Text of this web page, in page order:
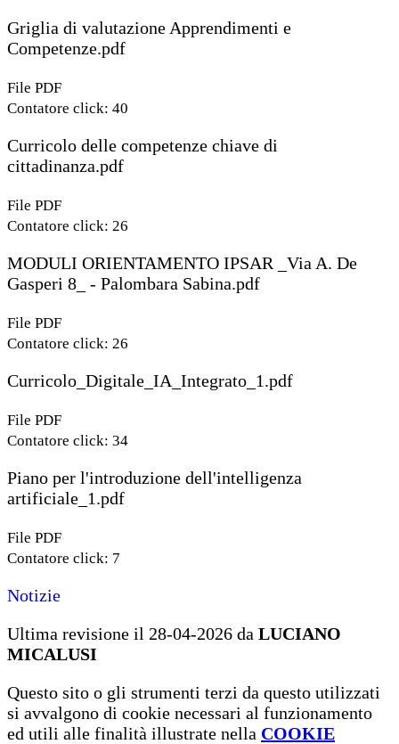
Griglia di valutazione Apprendimenti e
Competenze.pdf
File PDF
Contatore click: 40
Curricolo delle competenze chiave di
cittadinanza.pdf
File PDF
Contatore click: 26
MODULI ORIENTAMENTO IPSAR _Via A. De
Gasperi 8_ - Palombara Sabina.pdf
File PDF
Contatore click: 26
Curricolo_Digitale_IA_Integrato_1.pdf
File PDF
Contatore click: 34
Piano per l'introduzione dell'intelligenza
artificiale_1.pdf
File PDF
Contatore click: 7
Notizie
Ultima revisione il 28-04-2026 da LUCIANO
MICALUSI
Questo sito o gli strumenti terzi da questo utilizzati
si avvalgono di cookie necessari al funzionamento
ed utili alle finalità illustrate nella COOKIE